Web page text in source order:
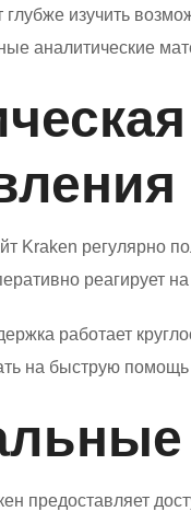
глубже изучить
аналитические
Kraken регулярно
реагирует
работает
на быструю
предоставляет